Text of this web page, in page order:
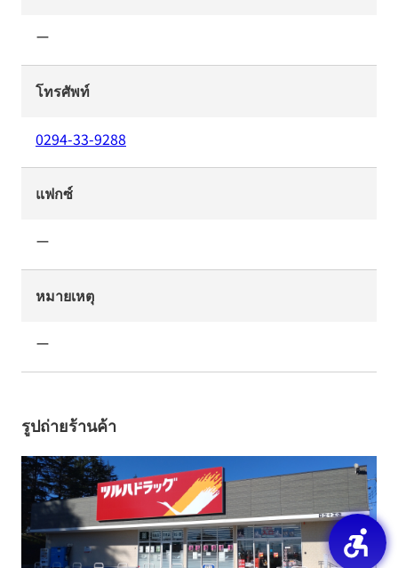
ー
โทรศัพท์
0294-33-9288
แฟกซ์
ー
หมายเหตุ
ー
รูปถ่ายร้านค้า